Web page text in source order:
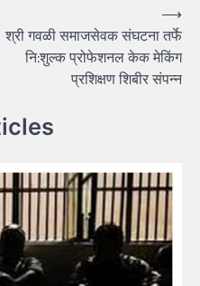
श्री गवळी समाजसेवक संघटना तर्फे
नि:शुल्क प्रोफेशनल केक मेकिंग
प्रशिक्षण शिबीर संपन्न
⟶